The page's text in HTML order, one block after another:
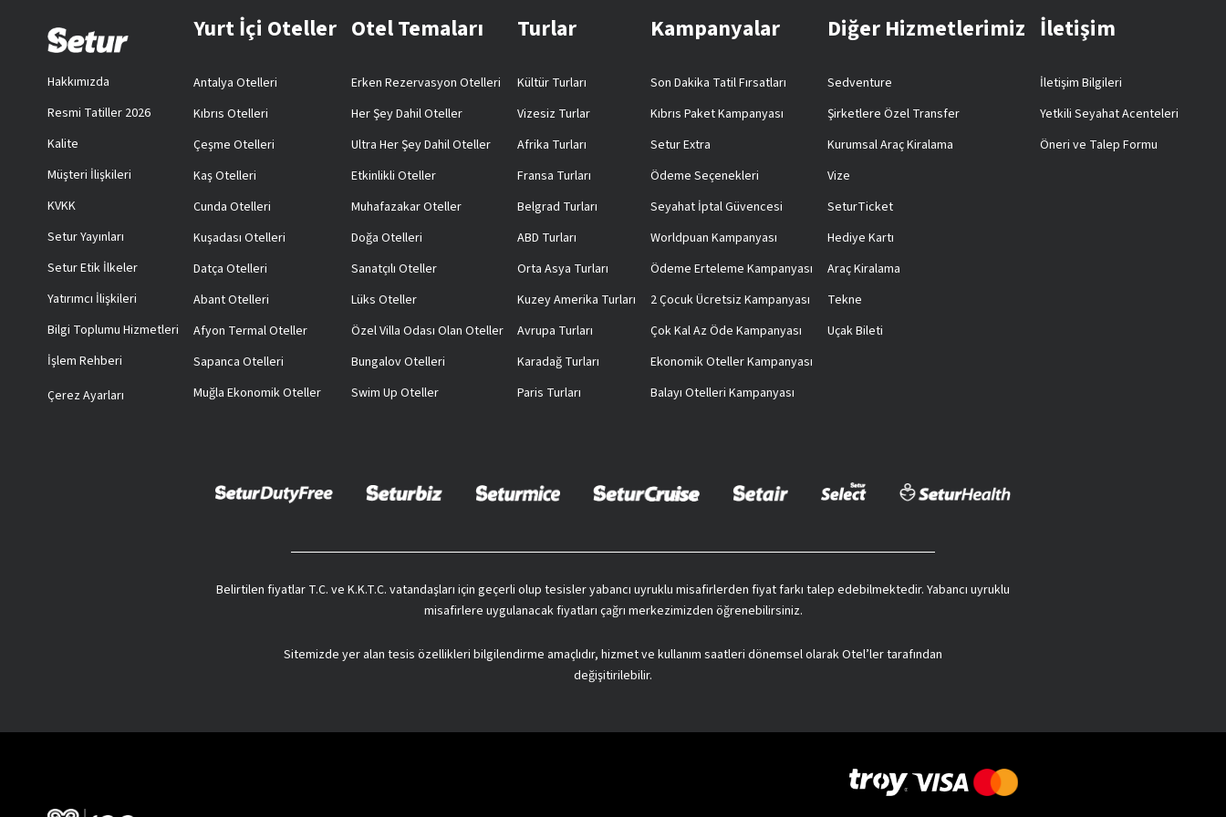
Hakkımızda
Resmi Tatiller 2026
Kalite
Müşteri İlişkileri
KVKK
Setur Yayınları
Setur Etik İlkeler
Yatırımcı İlişkileri
Bilgi Toplumu Hizmetleri
İşlem Rehberi
Çerez Ayarları
Yurt İçi Oteller
Antalya Otelleri
Kıbrıs Otelleri
Çeşme Otelleri
Kaş Otelleri
Cunda Otelleri
Kuşadası Otelleri
Datça Otelleri
Abant Otelleri
Afyon Termal Oteller
Sapanca Otelleri
Muğla Ekonomik Oteller
Otel Temaları
Erken Rezervasyon Otelleri
Her Şey Dahil Oteller
Ultra Her Şey Dahil Oteller
Etkinlikli Oteller
Muhafazakar Oteller
Doğa Otelleri
Sanatçılı Oteller
Lüks Oteller
Özel Villa Odası Olan Oteller
Bungalov Otelleri
Swim Up Oteller
Turlar
Kültür Turları
Vizesiz Turlar
Afrika Turları
Fransa Turları
Belgrad Turları
ABD Turları
Orta Asya Turları
Kuzey Amerika Turları
Avrupa Turları
Karadağ Turları
Paris Turları
Kampanyalar
Son Dakika Tatil Fırsatları
Kıbrıs Paket Kampanyası
Setur Extra
Ödeme Seçenekleri
Seyahat İptal Güvencesi
Worldpuan Kampanyası
Ödeme Erteleme Kampanyası
2 Çocuk Ücretsiz Kampanyası
Çok Kal Az Öde Kampanyası
Ekonomik Oteller Kampanyası
Balayı Otelleri Kampanyası
Diğer Hizmetlerimiz
Sedventure
Şirketlere Özel Transfer
Kurumsal Araç Kiralama
Vize
SeturTicket
Hediye Kartı
Araç Kiralama
Tekne
Uçak Bileti
İletişim
İletişim Bilgileri
Yetkili Seyahat Acenteleri
Öneri ve Talep Formu
Belirtilen fiyatlar T.C. ve K.K.T.C. vatandaşları için geçerli olup tesisler yabancı uyruklu misafirlerden fiyat farkı talep edebilmektedir. Yabancı uyruklu
misafirlere uygulanacak fiyatları çağrı merkezimizden öğrenebilirsiniz.
Sitemizde yer alan tesis özellikleri bilgilendirme amaçlıdır, hizmet ve kullanım saatleri dönemsel olarak Otel’ler tarafından
değişitirilebilir.